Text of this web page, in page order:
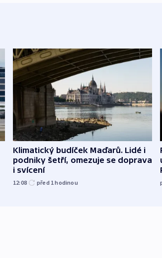
Klimatický budíček Maďarů. Lidé i
podniky šetří, omezuje se doprava
i svícení
12:08 před 1hodinou